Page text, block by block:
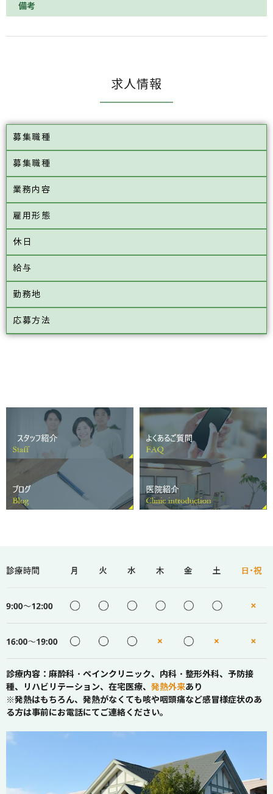
備考
求人情報
募集職種
募集職種
業務内容
雇用形態
休日
給与
勤務地
応募方法
診療内容：麻酔科・ペインクリニック、内科・整形外科、予防接
種、リハビリテーション、在宅医療、 発熱外来あり
※発熱はもちろん、発熱がなくても咳や咽頭痛など感冒様症状のあ
る方は事前にお電話にてご連絡ください。